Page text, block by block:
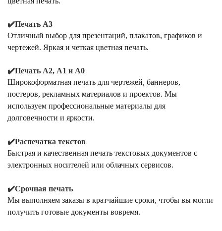
✔️Печать А3
Отличный выбор для презентаций, плакатов, графиков и
чертежей. Яркая и четкая цветная печать.
✔️Печать А2, А1 и А0
Широкоформатная печать для чертежей, баннеров,
постеров, рекламных материалов и проектов. Мы
используем профессиональные материалы для
долговечности и яркости.
✔️Распечатка текстов
Быстрая и качественная печать текстовых документов с
электронных носителей или облачных сервисов.
✔️Срочная печать
Мы выполняем заказы в кратчайшие сроки, чтобы вы могли
получить готовые документы вовремя.